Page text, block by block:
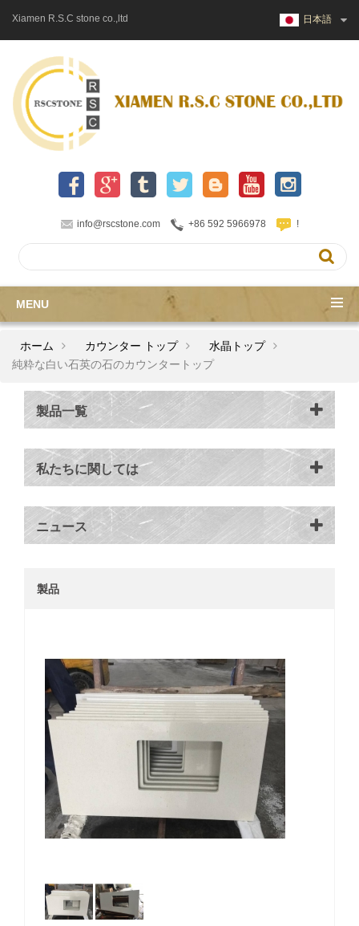
Xiamen R.S.C stone co.,ltd 日本語
info@rscstone.com +86 592 5966978 !
MENU
ホーム カウンター トップ
水晶トップ
純粋な白い石英の石のカウンタートップ
製品一覧
私たちに関しては
ニュース
製品